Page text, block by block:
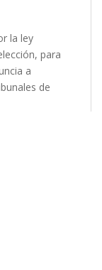
la ley
para
a
de